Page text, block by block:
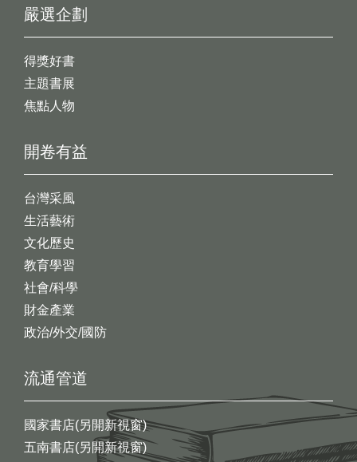
開卷有益
台灣采風
生活藝術
文化歷史
教育學習
社會/科學
財金產業
政治/外交/國防
嚴選企劃
得獎好書
主題書展
焦點人物
流通管道
國家書店(另開新視窗)
五南書店(另開新視窗)